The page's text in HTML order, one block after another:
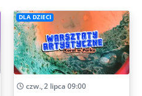
DLA DZIECI
czw., 2 lipca 09:00